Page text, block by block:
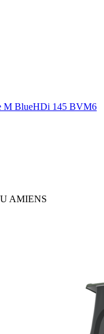
M BlueHDi 145 BVM6
AMIENS